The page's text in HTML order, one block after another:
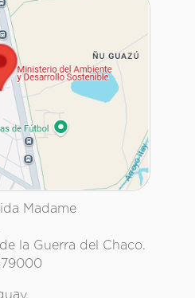
Madame
la Guerra del Chaco.